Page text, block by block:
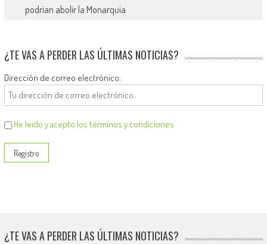
podrían abolir la Monarquía
¿TE VAS A PERDER LAS ÚLTIMAS NOTICIAS?
Dirección de correo electrónico:
He leído y acepto los términos y condiciones
¿TE VAS A PERDER LAS ÚLTIMAS NOTICIAS?